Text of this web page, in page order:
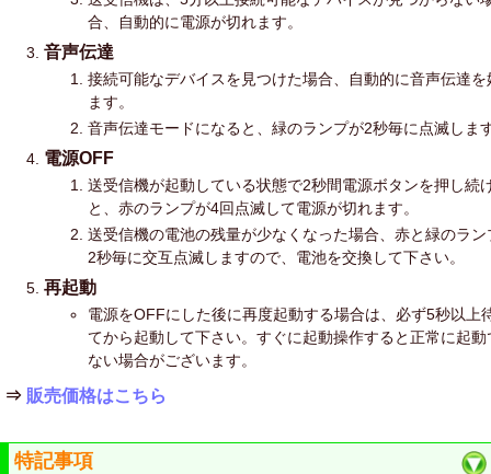
合、自動的に電源が切れます。
音声伝達
接続可能なデバイスを見つけた場合、自動的に音声伝達を
ます。
音声伝達モードになると、緑のランプが2秒毎に点滅しま
電源OFF
送受信機が起動している状態で2秒間電源ボタンを押し続
と、赤のランプが4回点滅して電源が切れます。
送受信機の電池の残量が少なくなった場合、赤と緑のラン
2秒毎に交互点滅しますので、電池を交換して下さい。
再起動
電源をOFFにした後に再度起動する場合は、必ず5秒以上
てから起動して下さい。すぐに起動操作すると正常に起動
ない場合がございます。
⇒ 販売価格はこちら
特記事項